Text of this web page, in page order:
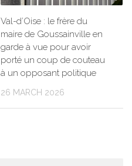
Val-d’Oise : le frère du
maire de Goussainville en
garde à vue pour avoir
porté un coup de couteau
à un opposant politique
26 MARCH 2026